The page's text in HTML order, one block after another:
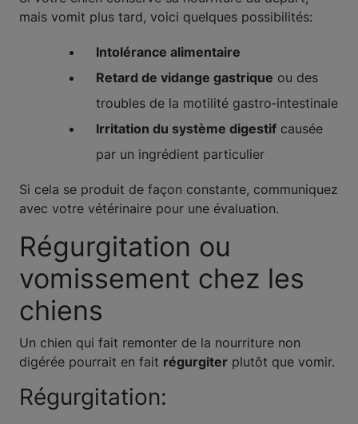
mais vomit plus tard, voici quelques possibilités:
Intolérance alimentaire
Retard de vidange gastrique ou des
troubles de la motilité gastro‑intestinale
Irritation du système digestif causée
par un ingrédient particulier
Si cela se produit de façon constante, communiquez
avec votre vétérinaire pour une évaluation.
Régurgitation ou
vomissement chez les
chiens
Un chien qui fait remonter de la nourriture non
digérée pourrait en fait régurgiter plutôt que vomir.
Régurgitation: